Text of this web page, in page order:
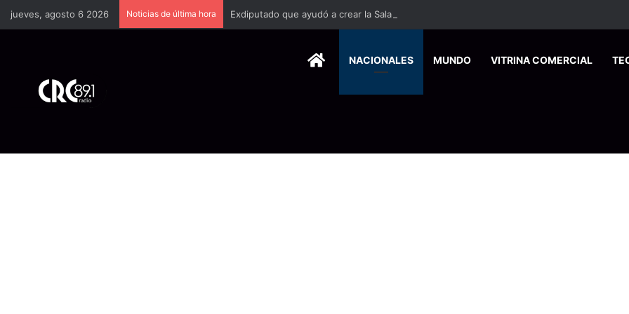
jueves, agosto 6 2026 Noticias de última hora
HOMENACIONALES MUNDO VITRINA COMERCIAL